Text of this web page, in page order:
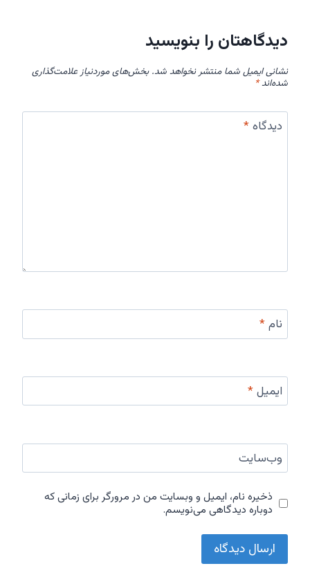
دیدگاهتان را بنویسید
نشانی ایمیل شما منتشر نخواهد شد. بخش‌های موردنیاز علامت‌گذاری
شده‌اند*
دیدگاه*
نام*
ایمیل*
وب‌سایت
ذخیره نام، ایمیل و وبسایت من در مرورگر برای زمانی که
دوباره دیدگاهی می‌نویسم.